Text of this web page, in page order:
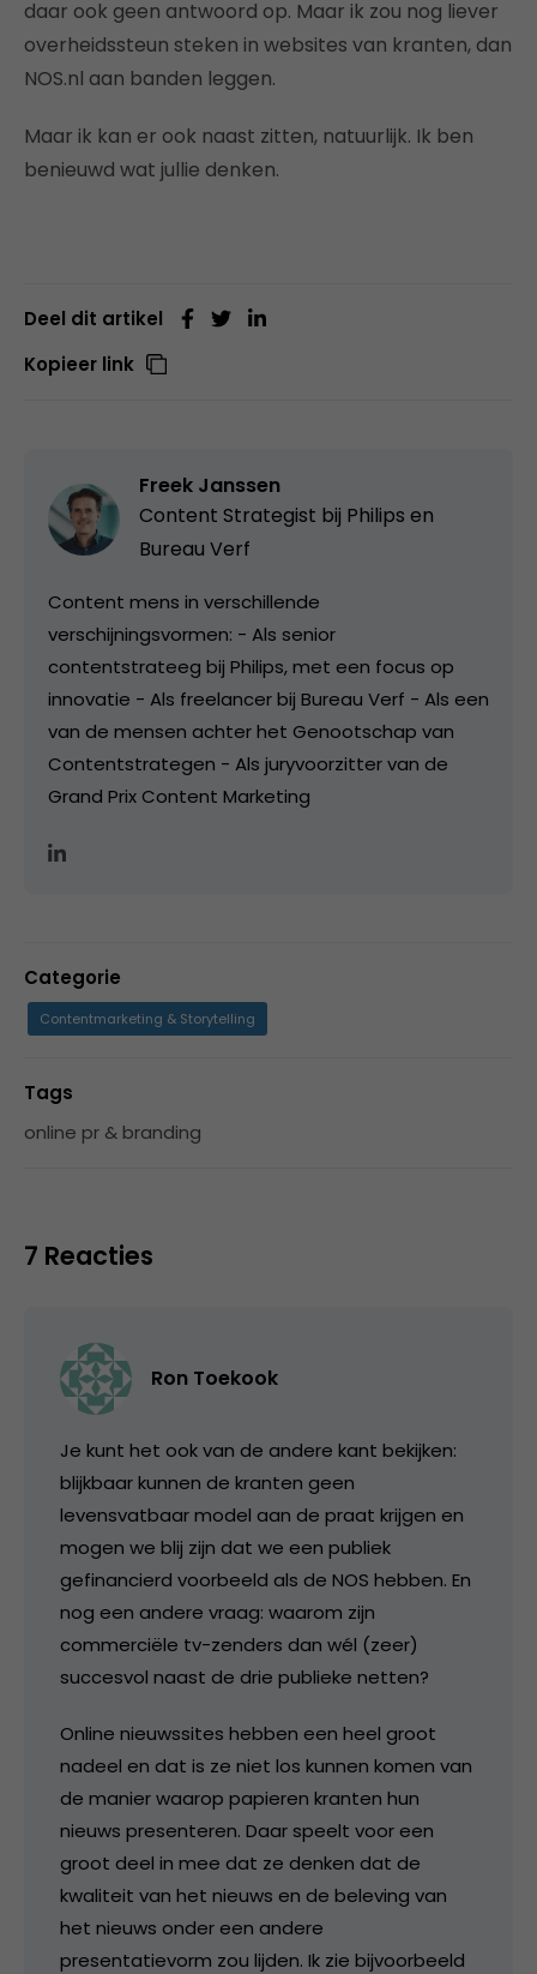
daar ook geen antwoord op. Maar ik zou nog liever
overheidssteun steken in websites van kranten, dan
NOS.nl aan banden leggen.
Maar ik kan er ook naast zitten, natuurlijk. Ik ben
benieuwd wat jullie denken.
Deel dit artikel
Kopieer link
Freek Janssen
Content Strategist bij Philips en
Bureau Verf
Content mens in verschillende
verschijningsvormen: - Als senior
contentstrateeg bij Philips, met een focus op
innovatie - Als freelancer bij Bureau Verf - Als een
van de mensen achter het Genootschap van
Contentstrategen - Als juryvoorzitter van de
Grand Prix Content Marketing
Categorie
Contentmarketing & Storytelling
Tags
online pr & branding
7 Reacties
Ron Toekook
Je kunt het ook van de andere kant bekijken:
blijkbaar kunnen de kranten geen
levensvatbaar model aan de praat krijgen en
mogen we blij zijn dat we een publiek
gefinancierd voorbeeld als de NOS hebben. En
nog een andere vraag: waarom zijn
commerciële tv-zenders dan wél (zeer)
succesvol naast de drie publieke netten?
Online nieuwssites hebben een heel groot
nadeel en dat is ze niet los kunnen komen van
de manier waarop papieren kranten hun
nieuws presenteren. Daar speelt voor een
groot deel in mee dat ze denken dat de
kwaliteit van het nieuws en de beleving van
het nieuws onder een andere
presentatievorm zou lijden. Ik zie bijvoorbeeld